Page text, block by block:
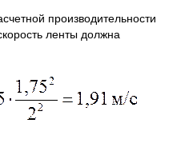
производительности
ленты должна